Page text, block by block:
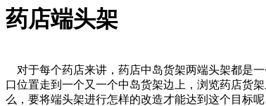
药店端头架
对于每个药店来讲，药店中岛货架两端头架都是
口位置走到一个又一个中岛货架边上，浏览药店货
么，要将端头架进行怎样的改造才能达到这个目标